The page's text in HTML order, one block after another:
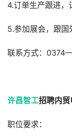
4.订单生产跟进，
5.参加展会，跟国
联系方式：
许昌智工招聘内
职位要求：